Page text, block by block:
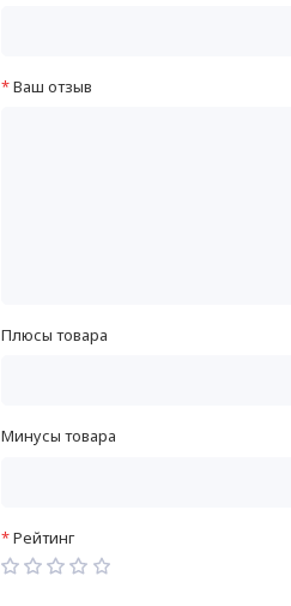
Ваш отзыв
Плюсы товара
Минусы товара
Рейтинг